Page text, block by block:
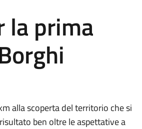
la prima
alla scoperta del territorio che si
ben oltre le aspettative a